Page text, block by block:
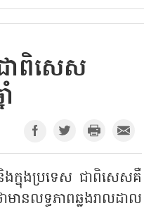
ជាពិសេស
ងក្នុងប្រទេស ជាពិសេសគឺ
ានលទ្ធភាពឆ្លងរាលដាល